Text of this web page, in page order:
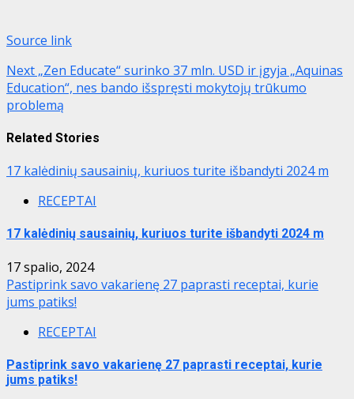
Source link
Post
navigation
Next „Zen Educate“ surinko 37 mln. USD ir įgyja „Aquinas
Education“, nes bando išspręsti mokytojų trūkumo
problemą
Related Stories
17 kalėdinių sausainių, kuriuos turite išbandyti 2024 m
RECEPTAI
17 kalėdinių sausainių, kuriuos turite išbandyti 2024 m
17 spalio, 2024
Pastiprink savo vakarienę 27 paprasti receptai, kurie
jums patiks!
RECEPTAI
Pastiprink savo vakarienę 27 paprasti receptai, kurie
jums patiks!